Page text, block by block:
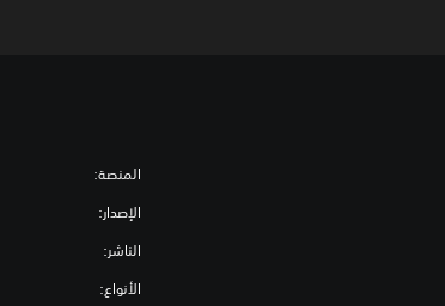
المنصة:
الإصدار:
الناشر:
الأنواع: